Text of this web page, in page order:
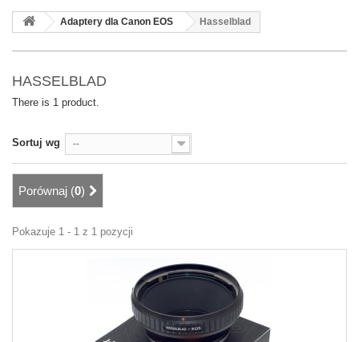
Adaptery dla Canon EOS Hasselblad
HASSELBLAD
There is 1 product.
Sortuj wg --
Porównaj (0)
Pokazuje 1 - 1 z 1 pozycji